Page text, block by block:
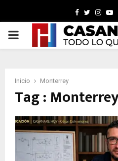
Facebook
Twitter
PRIMARY
Inicio Monterrey
Tag :